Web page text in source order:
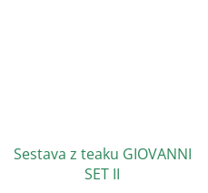
Sestava z teaku GIOVANNI
SET II